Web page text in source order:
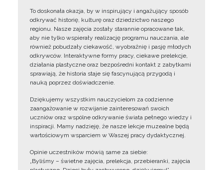
To doskonała okazja, by w inspirujący i angażujący sposób
odkrywać historię, kulturę oraz dziedzictwo naszego
regionu. Nasze zajęcia zostały starannie opracowane tak,
aby nie tylko wspierały realizację programu nauczania, ale
również pobudzały ciekawość, wyobraźnię i pasję młodych
odkrywców. Interaktywne formy pracy, ciekawe prelekcje,
działania plastyczne oraz bezpośredni kontakt z zabytkami
sprawiają, że historia staje się fascynującą przygodą i
nauką poprzez doświadczenie.
Dziękujemy wszystkim nauczycielom za codzienne
zaangażowanie w rozwijanie zainteresowań swoich
uczniów oraz wspólne odkrywanie świata pełnego wiedzy i
inspiracji. Mamy nadzieję, że nasze lekcje muzealne będą
wartościowym wsparciem w Waszej pracy dydaktycznej.
Opinie uczestników mówią same za siebie:
„Byliśmy – świetne zajęcia, prelekcja, przebieranki, zajęcia